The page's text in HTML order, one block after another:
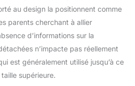
au design la positionnent comme
parents cherchant à allier
d’informations sur la
n’impacte pas réellement
est généralement utilisé jusqu’à ce
supérieure.